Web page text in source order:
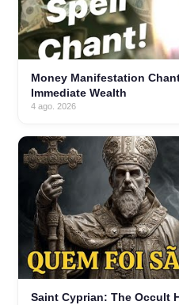
Money Manifestation
Immediate Wealth
4 ago. 2026
Saint Cyprian: The Occult